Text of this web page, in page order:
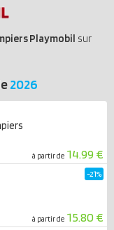
Playmobil sur
2026
à partir de 14.99 €
à partir de 15.80 €
-21%